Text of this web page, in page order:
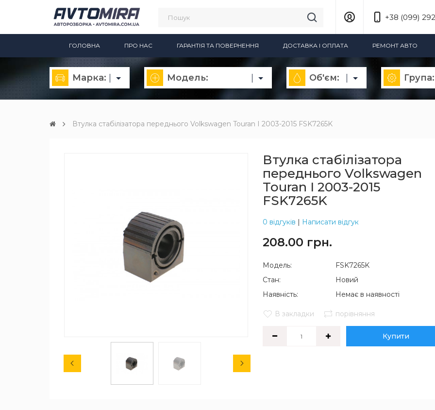
+38 (099) 292
ГОЛОВНА ПРО НАС ГАРАНТІЯ ТА ПОВЕРНЕННЯ ДОСТАВКА І ОПЛАТА РЕМОНТ АВТО
Марка: Модель: Об'єм: Група:
Втулка стабілізатора переднього Volkswagen Touran I 2003-2015 FSK7265K
Втулка стабілізатора
переднього Volkswagen
Touran I 2003-2015
FSK7265K
0 відгуків | Написати відгук
208.00 грн.
Модель:
FSK7265K
Стан:
Новий
Наявність:
Немає в наявності
В закладки порівняння
Купити